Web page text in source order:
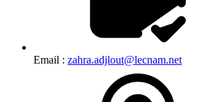
Email : zahra.adjlout@lecnam.net